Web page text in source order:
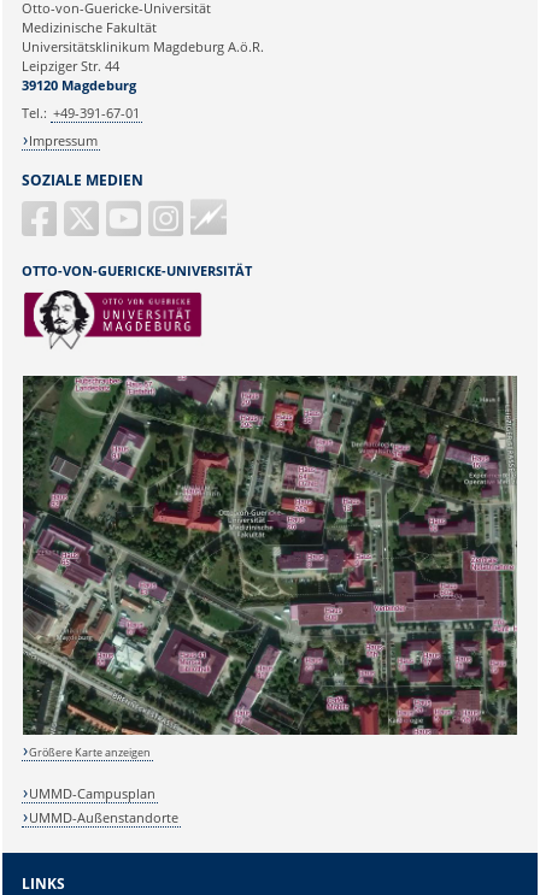
Ihre E-Mailadresse:
Ihr Anliegen:
SOZIALE MEDIEN
Guericke
FM
OTTO-VON-GUERICKE-UNIVERSITÄT
Otto-von-Guericke-Universität
Medizinische Fakultät
Universitätsklinikum Magdeburg A.ö.R.
Leipziger Str. 44
39120 Magdeburg
Tel.: +49-391-67-01
Impressum
Größere Karte anzeigen
UMMD-Campusplan
UMMD-Außenstandorte
LINKS